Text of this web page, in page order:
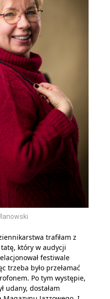
trafiłam z
który w audycji
festiwale
trzeba było przełamać
Po tym występie,
udany, dostałam